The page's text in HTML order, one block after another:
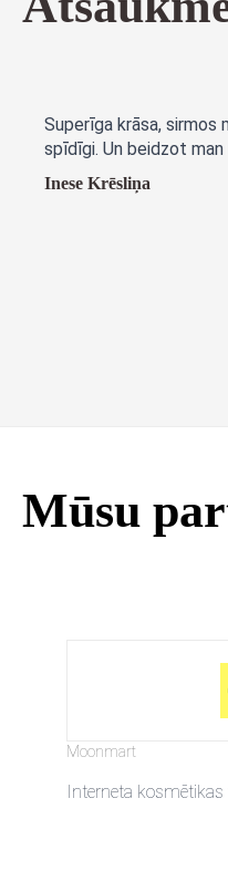
Superīga krāsa, sirmos
spīdīgi. Un beidzot man
Inese Krēsliņa
Mūsu
Moonmart
Interneta kosmētikas